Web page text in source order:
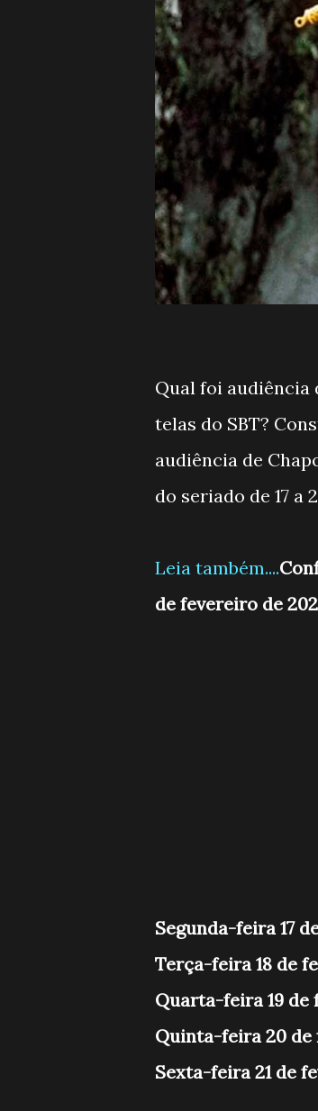
Qual foi audiência
telas do SBT?
audiência de
do seriado de 17 a
Leia também....
de fevereiro de
Segunda-feira 17
Terça-feira 18 de
Quarta-feira 19 de
Quinta-feira 20 de
Sexta-feira 21 de